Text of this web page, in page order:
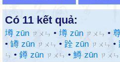
Có 11 kết quả:
墫 zūn ㄗㄨㄣ • 壿 zūn ㄗㄨㄣ •
• 罇 zūn ㄗㄨㄣ • 跧 zūn ㄗㄨㄣ •
ㄣ • 鐏 zūn ㄗㄨㄣ • 鱒 zūn ㄗㄨㄣ